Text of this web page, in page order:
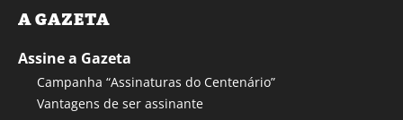
A GAZETA
Assine a Gazeta
Campanha “Assinaturas do Centenário”
Vantagens de ser assinante